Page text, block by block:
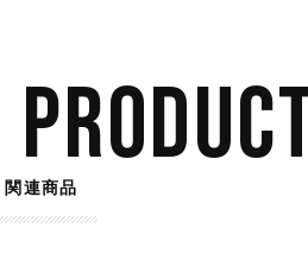
関連商品